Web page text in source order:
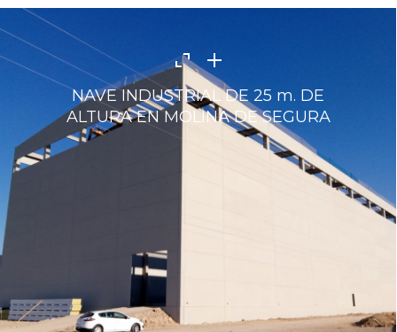
NAVE INDUSTRIAL DE 25 m. DE
ALTURA EN MOLINA DE SEGURA